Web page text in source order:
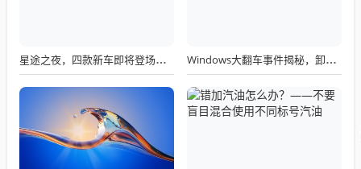
星途之夜，四款新车即将登场，未来道路明朗化 Windows大翻车事件揭秘，卸载也出错，微软建议需谨慎！